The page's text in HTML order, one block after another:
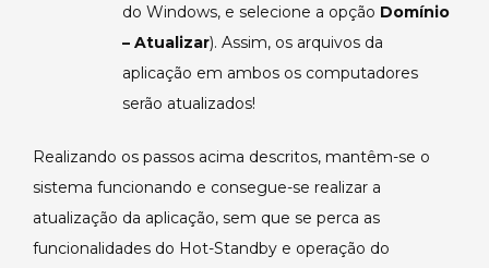
do Windows, e selecione a opção Domínio
– Atualizar). Assim, os arquivos da
aplicação em ambos os computadores
serão atualizados!
Realizando os passos acima descritos, mantêm-se o
sistema funcionando e consegue-se realizar a
atualização da aplicação, sem que se perca as
funcionalidades do Hot-Standby e operação do